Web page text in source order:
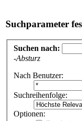
Suchparameter
Suchen nach:
-Absturz
Nach Benutzer:
Suchreihenfolge:
Optionen: